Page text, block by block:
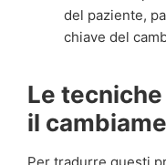
del paziente,
chiave del
Le tecniche
il